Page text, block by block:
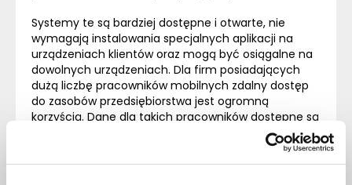
Systemy te są bardziej dostępne i otwarte, nie
wymagają instalowania specjalnych aplikacji na
urządzeniach klientów oraz mogą być osiągalne na
dowolnych urządzeniach. Dla firm posiadających
dużą liczbę pracowników mobilnych zdalny dostęp
do zasobów przedsiębiorstwa jest ogromną
korzyścią. Dane dla takich pracowników dostępne są
online i nie ma konieczności ich migracji z lokalnych
urządzeń pracowników do systemu centralnego, co
w zależności od charakterystyki prowadzonej